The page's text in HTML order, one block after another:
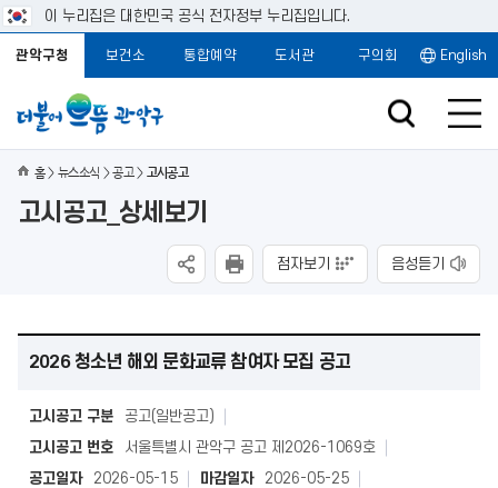
이 누리집은 대한민국 공식 전자정부 누리집입니다.
관악구청 보건소 통합예약 도서관 구의회 English
홈 뉴스소식 공고 고시공고
고시공고_상세보기
점자보기 음성듣기
2026 청소년 해외 문화교류 참여자 모집 공고
고시공고 구분
공고(일반공고)
고시공고 번호
서울특별시 관악구 공고 제2026-1069호
공고일자
2026-05-15 마감일자
2026-05-25